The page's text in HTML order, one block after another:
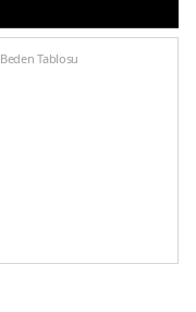
Beden Tablosu